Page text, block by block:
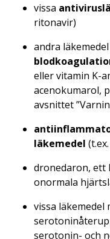
vissa
ritonavir)
andra
eller vitamin K-
acenokumarol,
avsnittet
läkemedel
dronedaron, ett
onormala
vissa läkemedel
serotonin- och